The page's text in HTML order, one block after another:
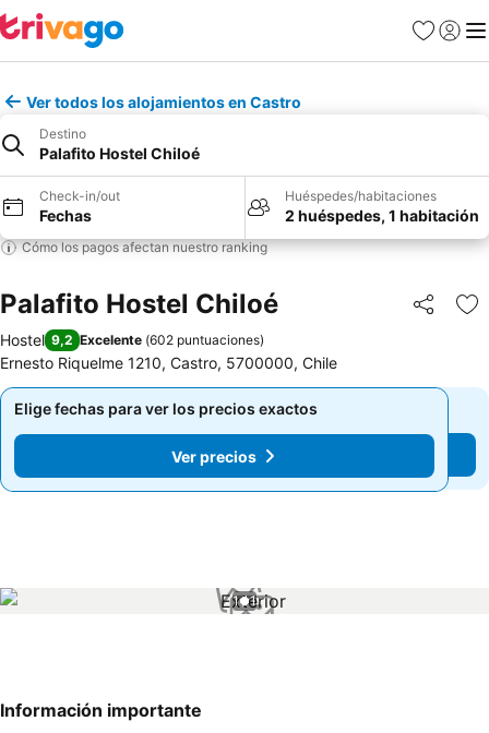
Favoritos
Iniciar
Ver todos los alojamientos en Castro
Destino
Palafito Hostel Chiloé
Check-in/out
Fechas
Huéspedes/habitaciones
2 huéspedes, 1 habitación
Cómo los pagos afectan nuestro ranking
Palafito Hostel Chiloé Compartir
Hostel 9,2 Excelente (602 puntuaciones)
Ernesto Riquelme 1210, Castro, 5700000, Chile
Elige fechas para ver los precios exactos
Ver precios
Elige fechas para ver los precios exactos
Ver precios
1 / 1
Información importante